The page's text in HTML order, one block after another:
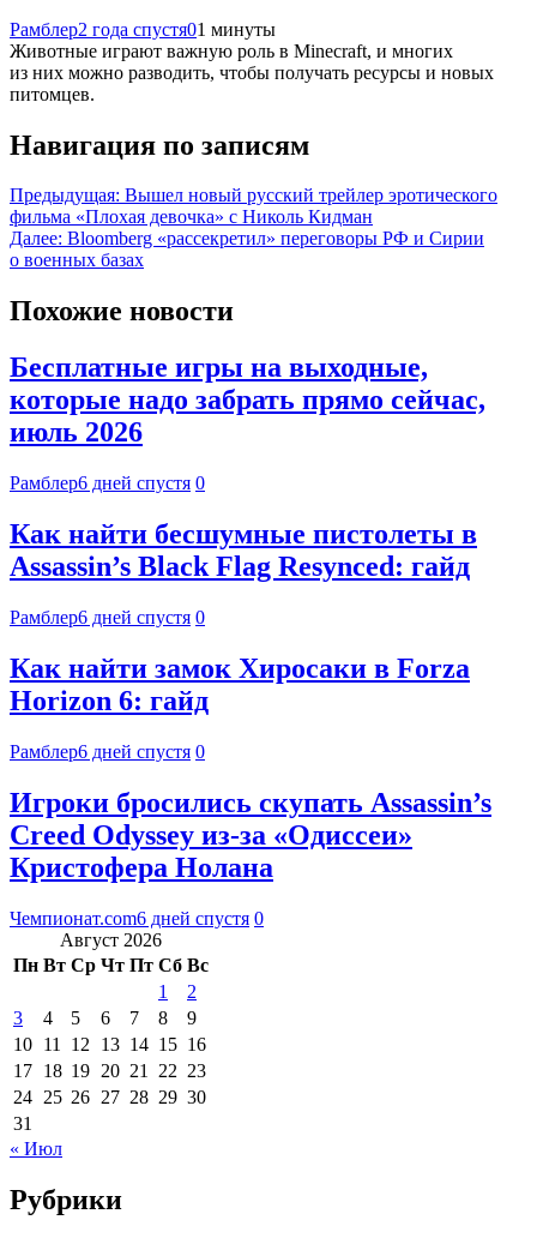
Рамблер2 года спустя01 минуты
Животные играют важную роль в Minecraft, и многих
из них можно разводить, чтобы получать ресурсы и новых
питомцев.
Навигация по записям
Предыдущая: Вышел новый русский трейлер эротического
фильма «Плохая девочка» с Николь Кидман
Далее: Bloomberg «рассекретил» переговоры РФ и Сирии
о военных базах
Похожие новости
Бесплатные игры на выходные,
которые надо забрать прямо сейчас,
июль 2026
Рамблер6 дней спустя 0
Как найти бесшумные пистолеты в
Assassin’s Black Flag Resynced: гайд
Рамблер6 дней спустя 0
Как найти замок Хиросаки в Forza
Horizon 6: гайд
Рамблер6 дней спустя 0
Игроки бросились скупать Assassin’s
Creed Odyssey из-за «Одиссеи»
Кристофера Нолана
Чемпионат.com6 дней спустя 0
Август 2026
Пн Вт Ср Чт Пт Сб Вс
1
2
3
4 5 6 7 8
9
10 11 12 13 14 15 16
17 18 19 20 21 22 23
24 25 26 27 28 29 30
31
« Июл
Рубрики